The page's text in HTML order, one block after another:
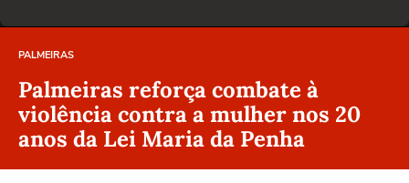
PALMEIRAS
Palmeiras reforça combate à
violência contra a mulher nos 20
anos da Lei Maria da Penha